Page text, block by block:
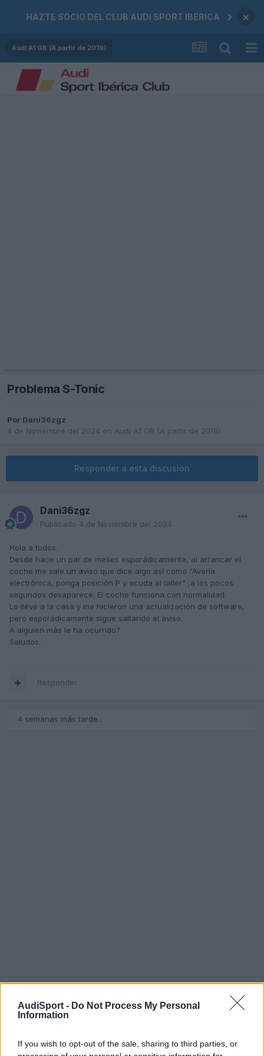
AudiSport - Do Not Process My Personal
Information
If you wish to opt-out of the sale, sharing to third parties, or
HAZTE SOCIO DEL CLUB AUDI SPORT IBERICA ×
Audi A1 GB (A partir de 2019)
Problema S-Tonic
Por Dani36zgz
4 de Noviembre del 2024 en Audi A1 GB (A partir de 2019)
Responder a esta discusión
Dani36zgz
Publicado 4 de Noviembre del 2024
Hola a todos.
Desde hace un par de meses esporádicamente, al arrancar el
coche me sale un aviso que dice algo así como "Avería
electrónica, ponga posición P y acuda al taller" ,a los pocos
segundos desaparece. El coche funciona con normalidad.
Lo llevé a la casa y me hicieron una actualización de software,
pero esporádicamente sigue saltando el aviso.
A alguien más le ha ocurrido?
Saludos.
Responder
4 semanas más tarde...
Publicado30 de Noviembre del 2024